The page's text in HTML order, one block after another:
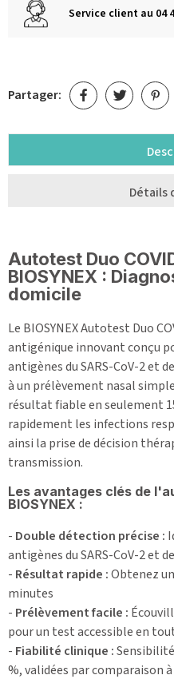
Service client au 04
Partager:
Détails
Autotest Duo
BIOSYNEX :
domicile
Le BIOSYNEX Autotest Duo
antigénique innovant conçu
antigènes du SARS-CoV-2 et
à un prélèvement nasal
résultat fiable en seulement
rapidement les infections
ainsi la prise de décision
transmission.
Les avantages clés de
BIOSYNEX :
- Double détection précise :
antigènes du SARS-CoV-2 et
- Résultat rapide :Obtenez
minutes
- Prélèvement facile :
pour un test accessible en
- Fiabilité clinique :
%, validées par comparaison à